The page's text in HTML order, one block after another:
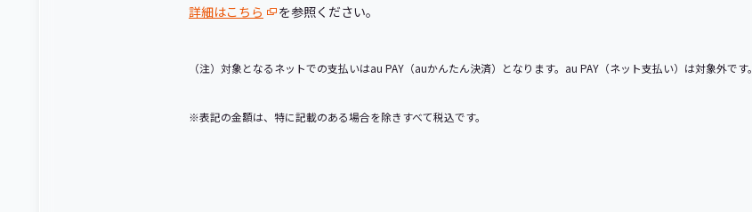
詳細はこちら
を参照ください。
（注）対象となるネットでの支払いはau PAY（auかんたん決済）となります。au PAY（ネット支払い）は対象外です。
※表記の金額は、特に記載のある場合を除きすべて税込です。